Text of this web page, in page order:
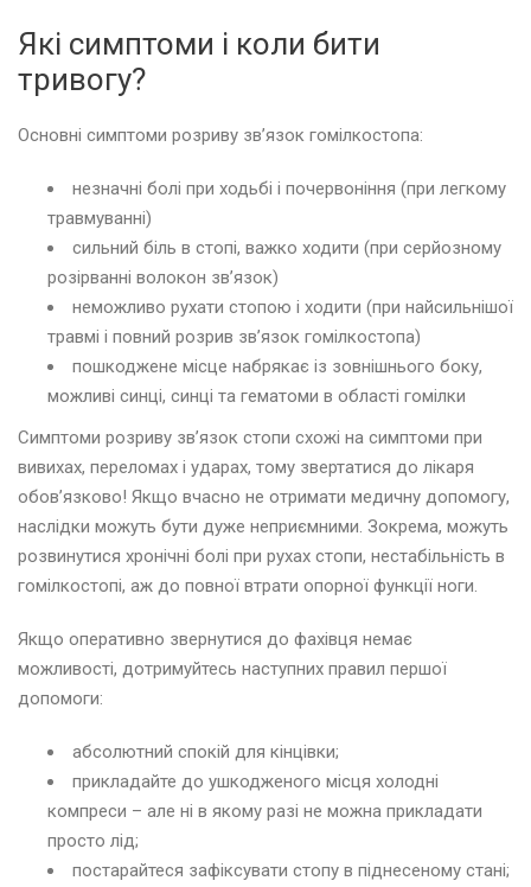
Які симптоми і коли бити
тривогу?
Основні симптоми розриву зв’язок гомілкостопа:
незначні болі при ходьбі і почервоніння (при легкому
травмуванні)
сильний біль в стопі, важко ходити (при серйозному
розірванні волокон зв’язок)
неможливо рухати стопою і ходити (при найсильнішої
травмі і повний розрив зв’язок гомілкостопа)
пошкоджене місце набрякає із зовнішнього боку,
можливі синці, синці та гематоми в області гомілки
Симптоми розриву зв’язок стопи схожі на симптоми при
вивихах, переломах і ударах, тому звертатися до лікаря
обов’язково! Якщо вчасно не отримати медичну допомогу,
наслідки можуть бути дуже неприємними. Зокрема, можуть
розвинутися хронічні болі при рухах стопи, нестабільність в
гомілкостопі, аж до повної втрати опорної функції ноги.
Якщо оперативно звернутися до фахівця немає
можливості, дотримуйтесь наступних правил першої
допомоги:
абсолютний спокій для кінцівки;
прикладайте до ушкодженого місця холодні
компреси – але ні в якому разі не можна прикладати
просто лід;
постарайтеся зафіксувати стопу в піднесеному стані;